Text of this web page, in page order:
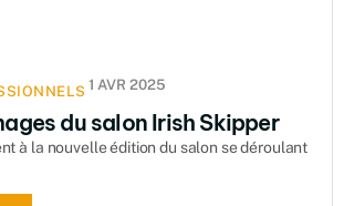
1 AVR 2025
du salon Irish Skipper
à la nouvelle édition du salon se déroulant